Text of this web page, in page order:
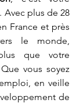
Avec plus de 28
France et près
le monde,
que votre
vous soyez
en veille
de